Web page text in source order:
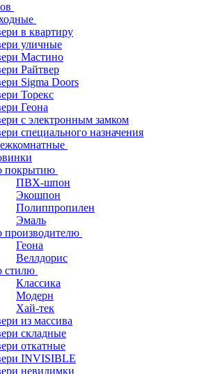
в квартиру
уличные
Мастино
Райтвер
Sigma Doors
Торекс
Геона
с электронным замком
специального назначения
покрытию
ПВХ-шпон
Экошпон
Полиппропилен
Эмаль
производителю
Геона
Веллдорис
стилю
Классика
Модерн
Хай-тек
из массива
складные
откатные
INVISIBLE
невидимки